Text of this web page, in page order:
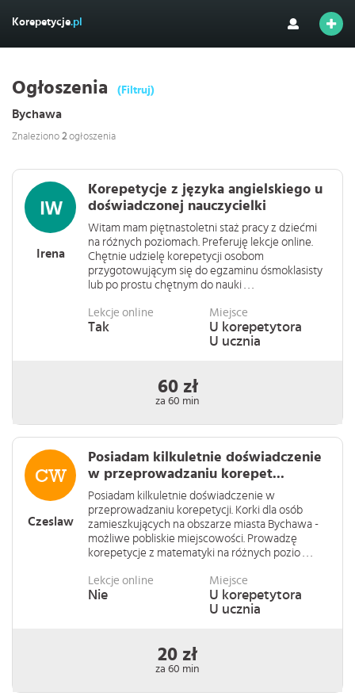
Korepetycje.pl
Ogłoszenia (Filtruj)
Bychawa
Znaleziono 2ogłoszenia
Irena
Korepetycje z języka angielskiego u
doświadczonej nauczycielki
Witam mam piętnastoletni staż pracy z dziećmi
na różnych poziomach. Preferuję lekcje online.
Chętnie udzielę korepetycji osobom
przygotowującym się do egzaminu ósmoklasisty
lub po prostu chętnym do nauki . . .
Lekcje online
Tak
Miejsce
U korepetytora
U ucznia
60 zł
za 60 min
Czeslaw
Posiadam kilkuletnie doświadczenie
w przeprowadzaniu korepet...
Posiadam kilkuletnie doświadczenie w
przeprowadzaniu korepetycji. Korki dla osób
zamieszkujących na obszarze miasta Bychawa -
możliwe pobliskie miejscowości. Prowadzę
korepetycje z matematyki na różnych pozio . . .
Lekcje online
Nie
Miejsce
U korepetytora
U ucznia
20 zł
za 60 min